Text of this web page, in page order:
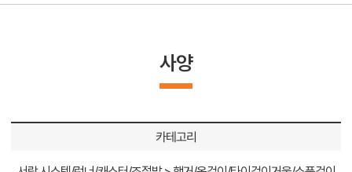
사양
카테고리